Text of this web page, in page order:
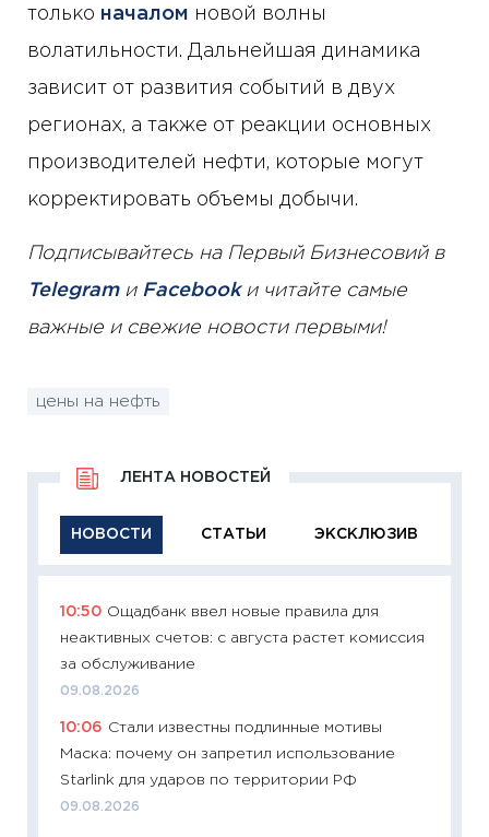
только началом новой волны
волатильности. Дальнейшая динамика
зависит от развития событий в двух
регионах, а также от реакции основных
производителей нефти, которые могут
корректировать объемы добычи.
Подписывайтесь на Первый Бизнесовий в
Telegramи Facebookи читайте самые
важные и свежие новости первыми!
цены на нефть
НОВОСТИ СТАТЬИ ЭКСКЛЮЗИВ
ЛЕНТА НОВОСТЕЙ
10:50 Ощадбанк ввел новые правила для
неактивных счетов: с августа растет комиссия
за обслуживание
09.08.2026
10:06 Стали известны подлинные мотивы
Маска: почему он запретил использование
Starlink для ударов по территории РФ
09.08.2026